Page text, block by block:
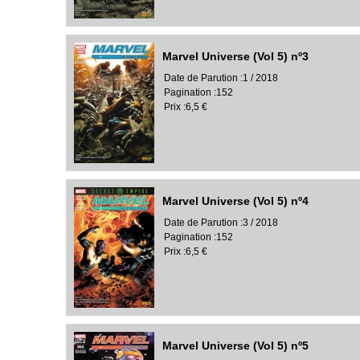
Marvel Universe (Vol 5) nº3
Date de Parution :1 / 2018
Pagination :152
Prix :6,5 €
Marvel Universe (Vol 5) nº4
Date de Parution :3 / 2018
Pagination :152
Prix :6,5 €
Marvel Universe (Vol 5) nº5